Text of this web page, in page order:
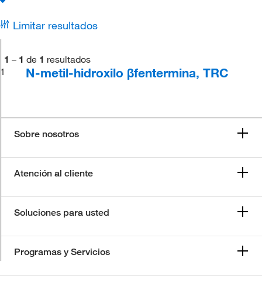
Limitar resultados
1 – 1 de 1 resultados
1
N-metil-hidroxilo βfentermina, TRC
Sobre nosotros
Atención al cliente
Soluciones para usted
Programas y Servicios